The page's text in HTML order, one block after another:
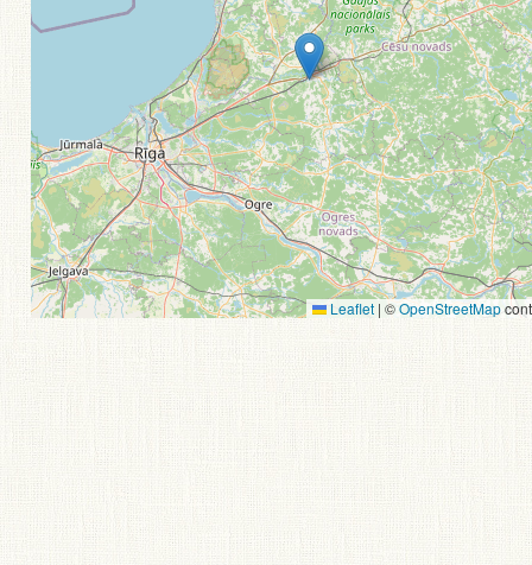
Leaflet | ©OpenStreetMap